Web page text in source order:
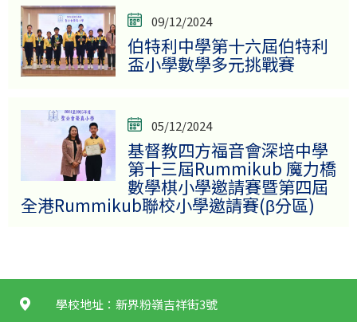
09/12/2024
伯特利中學第十六屆伯特利
盃小學數學多元挑戰賽
05/12/2024
基督教四方福音會深培中學
第十三屆Rummikub 魔力橋
數學棋小學邀請賽暨第四屆
全港Rummikub聯校小學邀請賽(β分區)
學校地址：新界粉嶺吉祥街3號